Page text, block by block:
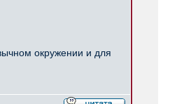
окружении и для